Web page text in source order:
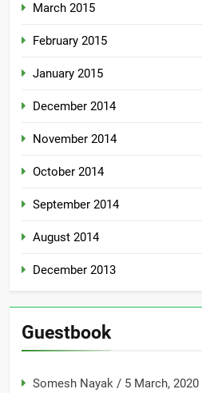
March 2015
February 2015
January 2015
December 2014
November 2014
October 2014
September 2014
August 2014
December 2013
Guestbook
Somesh Nayak / 5 March, 2020